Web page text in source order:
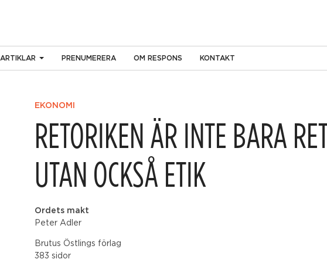
ARTIKLAR PRENUMERERA OM RESPONS KONTAKT
EKONOMI
RETORIKEN ÄR INTE BARA
UTAN OCKSÅ ETIK
Ordets makt
Peter Adler
Brutus Östlings förlag
383 sidor